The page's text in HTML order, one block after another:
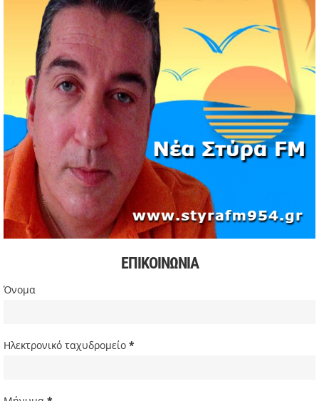
Νέος πρόεδρος στον Αθλητικό Όμιλο Νέων Στύρων ο
Αντώνης Κουμάκης
11/05/2026 | 16:32
Formula 1: Κυριαρχία Αντονέλι στο Μαϊάμι και αύξηση
διαφοράς στη βαθμολογία
03/05/2026 | 19:35
Αυξήσεις στην αμόλυβδη βενζίνη σε υψηλά επίπεδα από
την αρχή της κρίσης
03/05/2026 | 10:30
Χιόνισε σε Πάρνηθα και Πεντέλη – Διακοπή κυκλοφορίας
στη Λ. Πάρνηθος
03/05/2026 | 09:49
Πιέσεις στην παγκόσμια αγορά πετρελαίου και
Σακίρα: Περίπου 2 εκατ. θεατές στη συναυλία της στο Ρίο
ντε Τζανέιρο
Ευρωβουλευτής Φαραντούρης: Το ΠΑΣΟΚ διεκδικεί ρόλο
εναλλακτικής πρότασης εξουσίας
ΕΠΙΚΟΙΝΩΝΙΑ
Όνομα
Ηλεκτρονικό ταχυδρομείο *